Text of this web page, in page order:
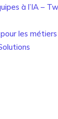
à l’IA –
les